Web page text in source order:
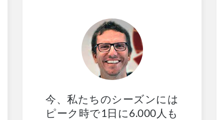
今、私たちのシーズンには
ピーク時で1日に6.000人も